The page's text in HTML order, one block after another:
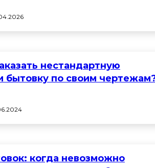
нестандартную
бытовку по своим
когда невозможно